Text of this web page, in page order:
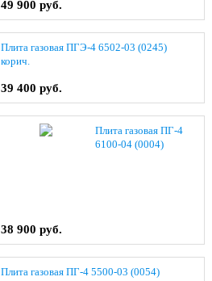
49 900 руб.
Плита газовая ПГЭ-4 6502-03 (0245)
корич.
39 400 руб.
Плита газовая ПГ-4
6100-04 (0004)
38 900 руб.
Плита газовая ПГ-4 5500-03 (0054)